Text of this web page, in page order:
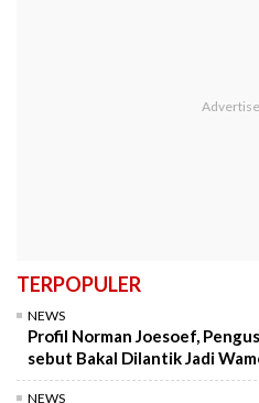
TERPOPULER
NEWS
Profil Norman Joesoef,
sebut Bakal Dilantik Jadi
NEWS